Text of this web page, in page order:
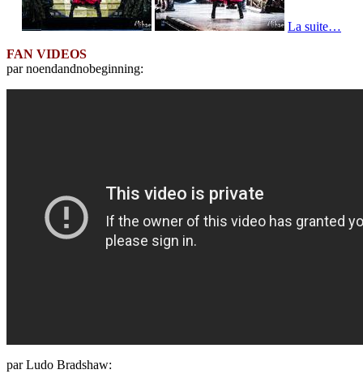
La suite…
FAN VIDEOS
par noendandnobeginning:
par Ludo Bradshaw: